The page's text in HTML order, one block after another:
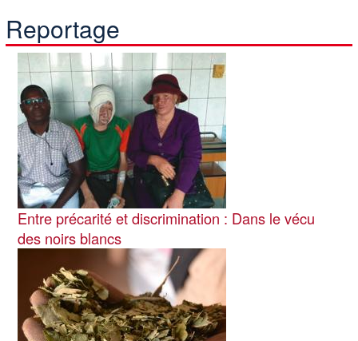
Reportage
Image
Entre précarité et discrimination : Dans le vécu
des noirs blancs